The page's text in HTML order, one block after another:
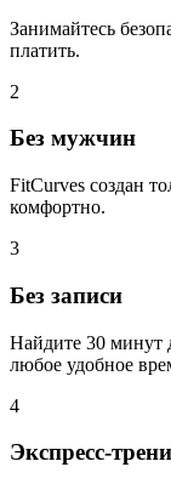
Занимайтесь
платить.
2
Без мужчин
FitCurves создан
комфортно.
3
Без записи
Найдите 30 минут
любое удобное
4
Экспресс-